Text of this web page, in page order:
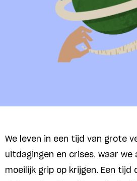
We leven in een tijd van grote
uitdagingen en crises, waar we
moeilijk grip op krijgen. Een tijd